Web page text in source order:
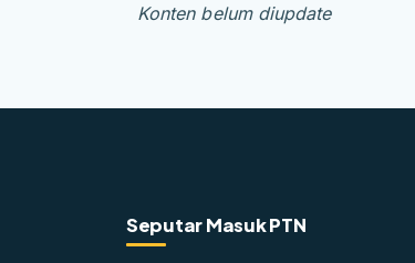
Konten belum diupdate
Seputar Masuk PTN